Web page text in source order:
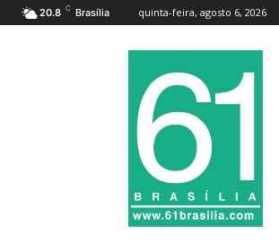
20.8 C Brasília quinta-feira, agosto 6, 2026